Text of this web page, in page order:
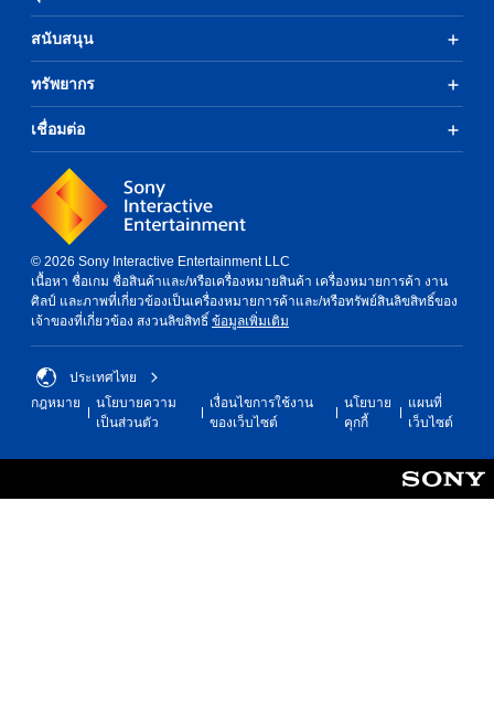
สนับสนุน
ทรัพยากร
เชื่อมต่อ
© 2026 Sony Interactive Entertainment LLC
เนื้อหา ชื่อเกม ชื่อสินค้าและ/หรือเครื่องหมายสินค้า เครื่องหมายการค้า งาน
ศิลป์ และภาพที่เกี่ยวข้องเป็นเครื่องหมายการค้าและ/หรือทรัพย์สินลิขสิทธิ์ของ
เจ้าของที่เกี่ยวข้อง สงวนลิขสิทธิ์ ข้อมูลเพิ่มเติม
ประเทศไทย
กฎหมาย
นโยบายความ
เป็นส่วนตัว
เงื่อนไขการใช้งาน
ของเว็บไซต์
นโยบาย
คุกกี้
แผนที่
เว็บไซต์